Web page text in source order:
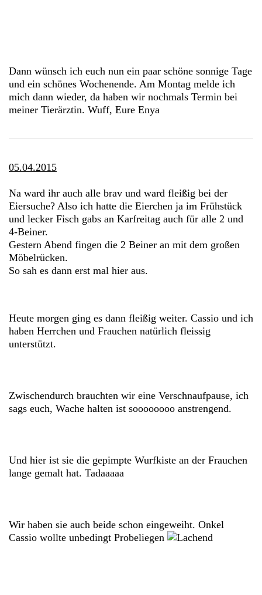
Dann wünsch ich euch nun ein paar schöne sonnige Tage
und ein schönes Wochenende. Am Montag melde ich
mich dann wieder, da haben wir nochmals Termin bei
meiner Tierärztin. Wuff, Eure Enya
05.04.2015
Na ward ihr auch alle brav und ward fleißig bei der
Eiersuche? Also ich hatte die Eierchen ja im Frühstück
und lecker Fisch gabs an Karfreitag auch für alle 2 und
4-Beiner.
Gestern Abend fingen die 2 Beiner an mit dem großen
Möbelrücken.
So sah es dann erst mal hier aus.
Heute morgen ging es dann fleißig weiter. Cassio und ich
haben Herrchen und Frauchen natürlich fleissig
unterstützt.
Zwischendurch brauchten wir eine Verschnaufpause, ich
sags euch, Wache halten ist soooooooo anstrengend.
Und hier ist sie die gepimpte Wurfkiste an der Frauchen
lange gemalt hat. Tadaaaaa
Wir haben sie auch beide schon eingeweiht. Onkel
Cassio wollte unbedingt Probeliegen